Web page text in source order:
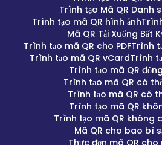
Trình tạo Mã QR Danh
Trình tạo mã QR hình ảnh
Mã QR Tải Xuống Bất
Trình tạo mã QR cho PDFTrình
Trình tạo mã QR vCardTrình
Trình tạo mã QR
Trình tạo mã QR có
Trình tạo mã QR có
Trình tạo mã QR
Trình tạo mã QR không
Mã QR cho bao bì
Thực đơn mã QR